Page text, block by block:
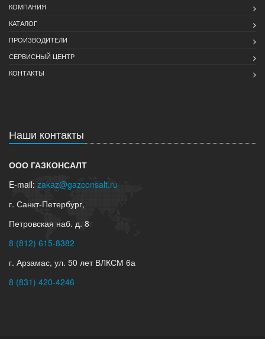
КОМПАНИЯ
КАТАЛОГ
ПРОИЗВОДИТЕЛИ
СЕРВИСНЫЙ ЦЕНТР
КОНТАКТЫ
Наши контакты
ООО ГАЗКОНСАЛТ
E-mail: zakaz@gazconsalt.ru
г. Санкт-Петербург,
Петровская наб. д. 8
8 (812) 615-8382
г. Арзамас, ул. 50 лет ВЛКСМ 6а
8 (831) 420-4246